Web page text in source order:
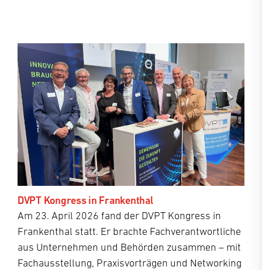
DVPT Kongress in Frankenthal
Am 23. April 2026 fand der DVPT Kongress in
Frankenthal statt. Er brachte Fachverantwortliche
aus Unternehmen und Behörden zusammen – mit
Fachausstellung, Praxisvorträgen und Networking